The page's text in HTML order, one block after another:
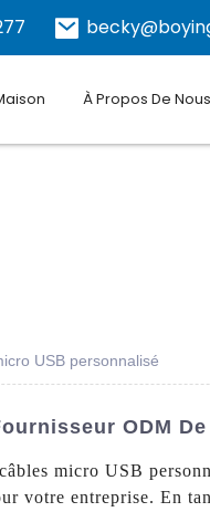
À Propos De Nous
USB personnalisé
ODM
micro USB
votre entreprise. En